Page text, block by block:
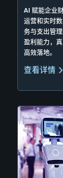
AI 赋能企业
运营和实时
务与支出管
盈利能力，
高效落地。
查看详情